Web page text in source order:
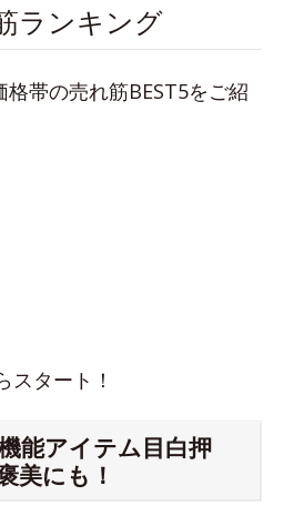
ランキング
帯の売れ筋BEST5をご紹
スタート！
能アイテム目白押
美にも！